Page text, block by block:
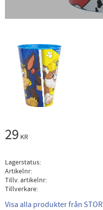
29 KR
Lagerstatus
Artikelnr
Tillv. artikelnr
Tillverkare
Visa alla produkter från STOR